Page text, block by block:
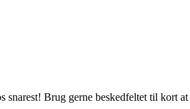
Brug gerne beskedfeltet til kort